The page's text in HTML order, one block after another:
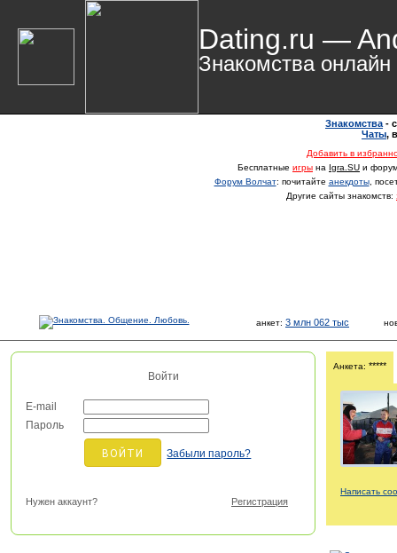
Dating.ru —
Знакомства онлайн
Знакомства -
Чаты,
Добавить в
Бесплатные игры на Igra.SU и
Форум Волчат: почитайте анекдоты,
Другие сайты знакомств:
анкет: 3 млн 062 тыс
Войти
E-mail
Пароль
Забыли пароль?
Нужен аккаунт? Регистрация
Анкета: *****
Написать